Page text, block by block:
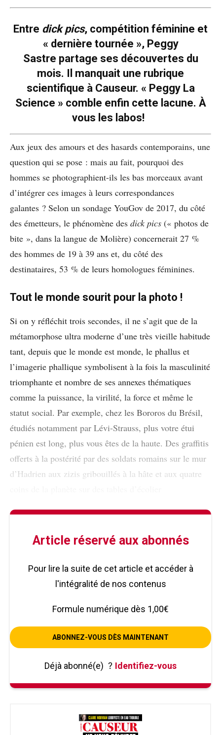
Entre dick pics, compétition féminine et
« dernière tournée », Peggy
Sastre partage ses découvertes du
mois. Il manquait une rubrique
scientifique à Causeur. « Peggy La
Science » comble enfin cette lacune. À
vous les labos!
Aux jeux des amours et des hasards contemporains, une
question qui se pose : mais au fait, pourquoi des
hommes se photographient-ils les bas morceaux avant
d’intégrer ces images à leurs correspondances
galantes ? Selon un sondage YouGov de 2017, du côté
des émetteurs, le phénomène des dick pics (« photos de
bite », dans la langue de Molière) concernerait 27 %
des hommes de 19 à 39 ans et, du côté des
destinataires, 53 % de leurs homologues féminines.
Tout le monde sourit pour la photo !
Si on y réfléchit trois secondes, il ne s’agit que de la
métamorphose ultra moderne d’une très vieille habitude
tant, depuis que le monde est monde, le phallus et
l’imagerie phallique symbolisent à la fois la masculinité
triomphante et nombre de ses annexes thématiques
comme la puissance, la virilité, la force et même le
statut social. Par exemple, chez les Bororos du Brésil,
étudiés notamment par Lévi-Strauss, plus votre étui
pénien est long, plus vous êtes de la haute. Des graffitis
offerts à la postérité par des soldats romains sur le mur
d’Hadrien aux zizis gribouillés à la hâte et aux quatre
Article réservé aux abonnés
Pour lire la suite de cet article et accéder à
l'intégralité de nos contenus
Formule numérique dès 1,00€
ABONNEZ-VOUS DÈS MAINTENANT
Déjà abonné(e) ? Identifiez-vous